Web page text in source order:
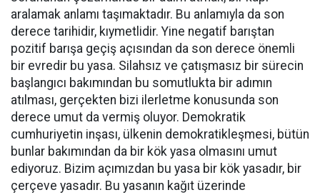
aralamak anlamı taşımaktadır. Bu anlamıyla da son
derece tarihidir, kıymetlidir. Yine negatif barıştan
pozitif barışa geçiş açısından da son derece önemli
bir evredir bu yasa. Silahsız ve çatışmasız bir sürecin
başlangıcı bakımından bu somutlukta bir adımın
atılması, gerçekten bizi ilerletme konusunda son
derece umut da vermiş oluyor. Demokratik
cumhuriyetin inşası, ülkenin demokratikleşmesi, bütün
bunlar bakımından da bir kök yasa olmasını umut
ediyoruz. Bizim açımızdan bu yasa bir kök yasadır, bir
çerçeve yasadır. Bu yasanın kağıt üzerinde